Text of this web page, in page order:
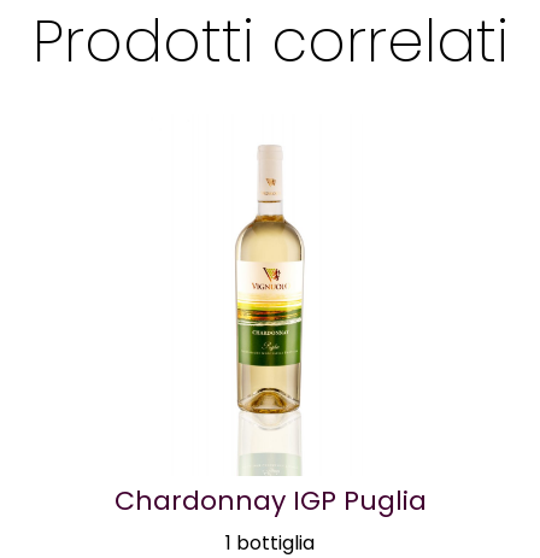
Prodotti correlati
Chardonnay IGP Puglia
1 bottiglia